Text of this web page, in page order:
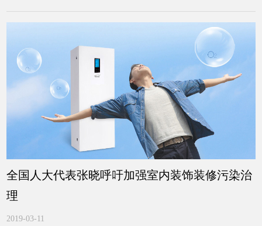
全国人大代表张晓呼吁加强室内装饰装修污染治
理
2019-03-11